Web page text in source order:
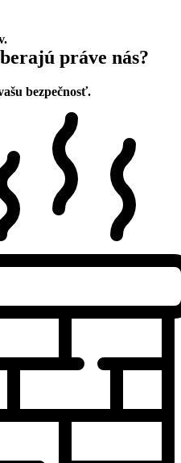
práve nás?
bezpečnosť.